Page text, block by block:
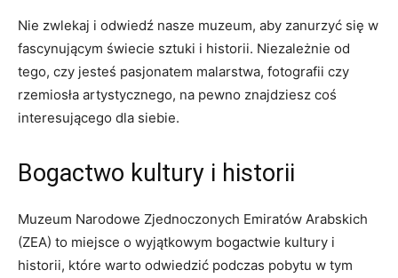
Nie ⁤zwlekaj i ​odwiedź nasze muzeum, aby zanurzyć się w
fascynującym świecie sztuki i‌ historii. Niezależnie od⁢
tego, ‍czy ‌jesteś pasjonatem malarstwa, fotografii‌ czy⁣
rzemiosła ‍artystycznego, ‍na pewno ⁢znajdziesz coś
interesującego⁤ dla siebie.
Bogactwo‌ kultury i ​historii
Muzeum Narodowe‍ Zjednoczonych Emiratów⁣ Arabskich
(ZEA) to miejsce o wyjątkowym bogactwie kultury i
historii, ⁢które warto odwiedzić podczas ⁤pobytu w tym